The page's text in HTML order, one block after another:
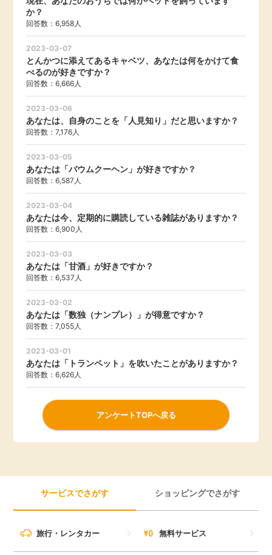
か？
回答数：6,958人
2023-03-07
とんかつに添えてあるキャベツ、あなたは何をかけて食
べるのが好きですか？
回答数：6,666人
2023-03-06
あなたは、自身のことを「人見知り」だと思いますか？
回答数：7,176人
2023-03-05
あなたは「バウムクーヘン」が好きですか？
回答数：6,587人
2023-03-04
あなたは今、定期的に購読している雑誌がありますか？
回答数：6,900人
2023-03-03
あなたは「甘酒」が好きですか？
回答数：6,537人
2023-03-02
あなたは「数独（ナンプレ）」が得意ですか？
回答数：7,055人
2023-03-01
あなたは「トランペット」を吹いたことがありますか？
回答数：6,626人
アンケートTOPへ戻る
サービスでさがす ショッピングでさがす
旅行・レンタカー 無料サービス